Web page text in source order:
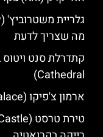
מה שצריך לדעת
Cathedral)
ארמון צ'פיקו (Cipiko Palace) בעיר טרוגיר בקרואטיה